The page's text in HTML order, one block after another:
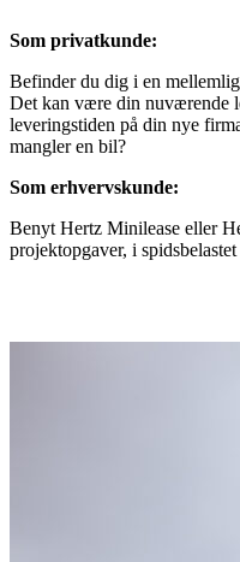
Som privatkunde:
Befinder du dig i en
Det kan være din nuværende
leveringstiden på din nye
mangler en bil?
Som erhvervskunde:
Benyt Hertz Minilease eller
projektopgaver, i